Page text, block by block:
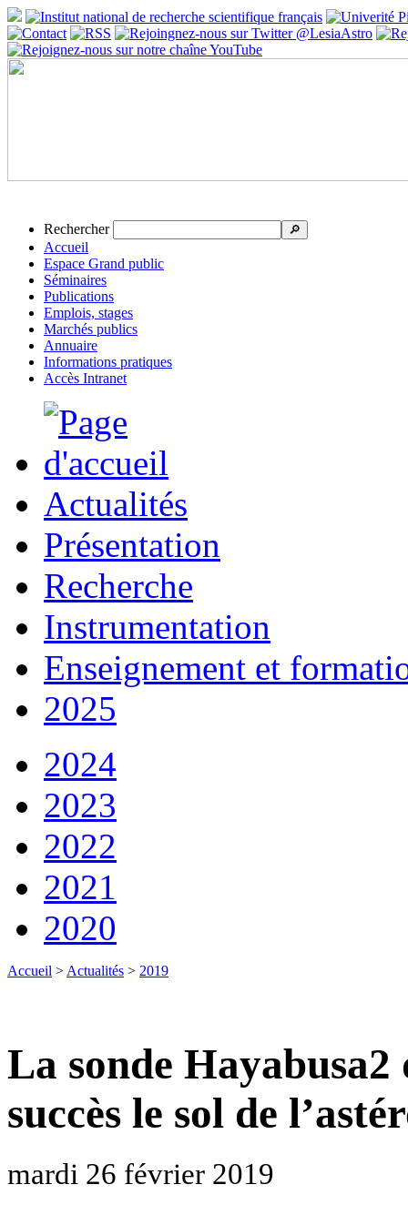
Rechercher 🔎
Accueil
Espace Grand public
Séminaires
Publications
Emplois, stages
Marchés publics
Annuaire
Informations pratiques
Accès Intranet
Actualités
Présentation
Recherche
Instrumentation
Enseignement et
2025
2024
2023
2022
2021
2020
Accueil > Actualités > 2019
La sonde
succès le sol de
mardi 26 février 2019